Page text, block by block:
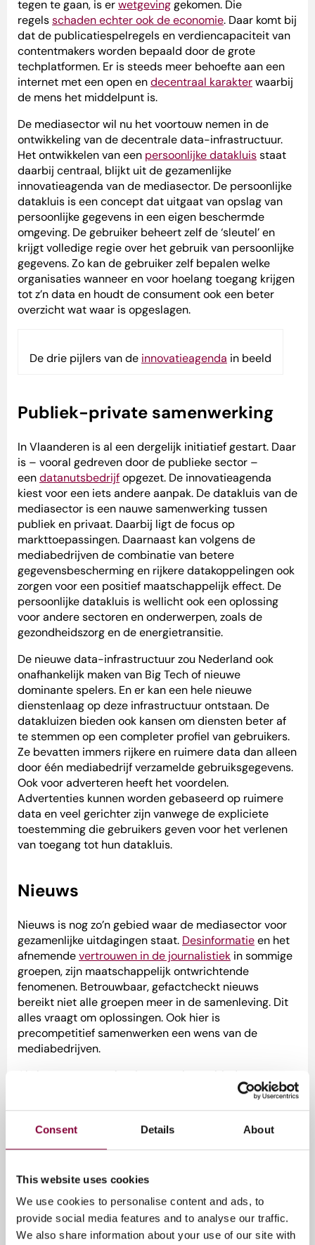
Consent Details About
This website uses cookies
We use cookies to personalise content and ads, to
provide social media features and to analyse our traffic.
We also share information about your use of our site with
tegen te gaan, is erwetgevinggekomen. Die
regelsschaden echter ook de economie. Daar komt bij
dat de publicatiespelregels en verdiencapaciteit van
contentmakers worden bepaald door de grote
techplatformen. Er is steeds meer behoefte aan een
internet met een open endecentraal karakterwaarbij
de mens het middelpunt is.
De mediasector wil nu het voortouw nemen in de
ontwikkeling van de decentrale data-infrastructuur.
Het ontwikkelen van een persoonlijke datakluisstaat
daarbij centraal, blijkt uit de gezamenlijke
innovatieagenda van de mediasector. De persoonlijke
datakluis is een concept dat uitgaat van opslag van
persoonlijke gegevens in een eigen beschermde
omgeving. De gebruiker beheert zelf de ‘sleutel’ en
krijgt volledige regie over het gebruik van persoonlijke
gegevens. Zo kan de gebruiker zelf bepalen welke
organisaties wanneer en voor hoelang toegang krijgen
tot z’n data en houdt de consument ook een beter
overzicht wat waar is opgeslagen.
De drie pijlers van de innovatieagenda in beeld
Publiek-private samenwerking
In Vlaanderen is al een dergelijk initiatief gestart. Daar
is – vooral gedreven door de publieke sector –
eendatanutsbedrijfopgezet. De innovatieagenda
kiest voor een iets andere aanpak. De datakluis van de
mediasector is een nauwe samenwerking tussen
publiek en privaat. Daarbij ligt de focus op
markttoepassingen. Daarnaast kan volgens de
mediabedrijven de combinatie van betere
gegevensbescherming en rijkere datakoppelingen ook
zorgen voor een positief maatschappelijk effect. De
persoonlijke datakluis is wellicht ook een oplossing
voor andere sectoren en onderwerpen, zoals de
gezondheidszorg en de energietransitie.
De nieuwe data-infrastructuur zou Nederland ook
onafhankelijk maken van Big Tech of nieuwe
dominante spelers. En er kan een hele nieuwe
dienstenlaag op deze infrastructuur ontstaan. De
datakluizen bieden ook kansen om diensten beter af
te stemmen op een completer profiel van gebruikers.
Ze bevatten immers rijkere en ruimere data dan alleen
door één mediabedrijf verzamelde gebruiksgegevens.
Ook voor adverteren heeft het voordelen.
Advertenties kunnen worden gebaseerd op ruimere
data en veel gerichter zijn vanwege de expliciete
toestemming die gebruikers geven voor het verlenen
van toegang tot hun datakluis.
Nieuws
Nieuws is nog zo’n gebied waar de mediasector voor
gezamenlijke uitdagingen staat. Desinformatieen het
afnemendevertrouwen in de journalistiek in sommige
groepen, zijn maatschappelijk ontwrichtende
fenomenen. Betrouwbaar, gefactcheckt nieuws
bereikt niet alle groepen meer in de samenleving. Dit
alles vraagt om oplossingen. Ook hier is
precompetitief samenwerken een wens van de
mediabedrijven.
Als het gaat om oplossingen op het gebied van
nieuws, willen de mediabedrijven zich concentreren
desinformatie. Ook het bestendigen van de
pluriformiteit en het vertrouwen in de journalistiek
blijven aansluiten bij verschillende publieksgroepen,
met name jongeren, om ze het vertrouwen in de
journalistiek te laten behouden.